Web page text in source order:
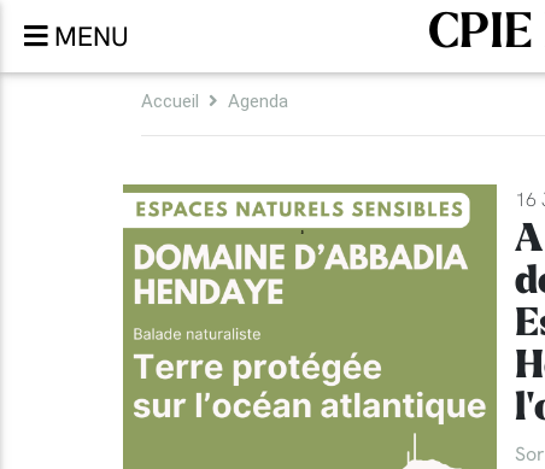
MENU
Accueil Agenda
16